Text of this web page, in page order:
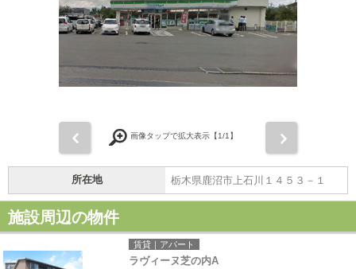
画像タップで拡大表示【1/1】
所在地 栃木県鹿沼市上石川１４５３－１
施設周辺の物件
賃貸｜アパート
ラヴィーヌ芝の内A